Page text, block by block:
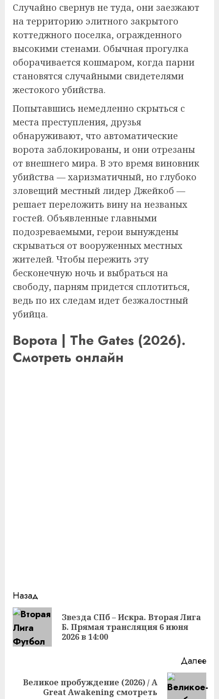
Случайно свернув не туда, они заезжают
на территорию элитного закрытого
коттеджного поселка, огражденного
высокими стенами. Обычная прогулка
оборачивается кошмаром, когда парни
становятся случайными свидетелями
жестокого убийства.
Попытавшись немедленно скрыться с
места преступления, друзья
обнаруживают, что автоматические
ворота заблокированы, и они отрезаны
от внешнего мира. В это время виновник
убийства — харизматичный, но глубоко
зловещий местный лидер Джейкоб —
решает переложить вину на незваных
гостей. Объявленные главными
подозреваемыми, герои вынуждены
скрываться от вооруженных местных
жителей. Чтобы пережить эту
бесконечную ночь и выбраться на
свободу, парням придется сплотиться,
ведь по их следам идет безжалостный
убийца.
Ворота | The Gates (2026).
Смотреть онлайн
Продолжить
чтение
Назад
Звезда СПб – Искра. Вторая Лига
Б. Прямая трансляция 6 июня
2026 в 14:00
Далее
Следующая
Великое пробуждение (2026) / A
Great Awakening смотреть